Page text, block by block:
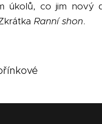
úkolů, co jim
Ranní shon.